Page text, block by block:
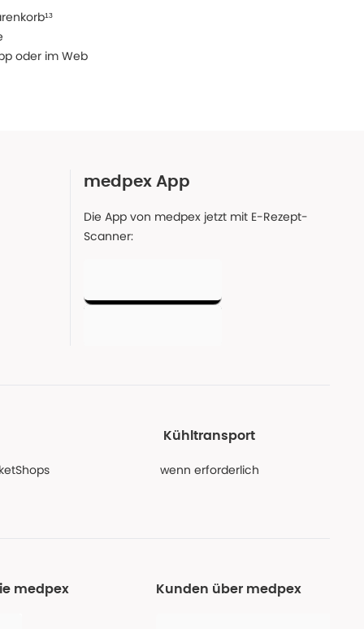
oder im Web
medpex App
Die App von medpex jetzt mit E-Rezept-
Scanner:
Kühltransport
wenn erforderlich
medpex Kunden über medpex